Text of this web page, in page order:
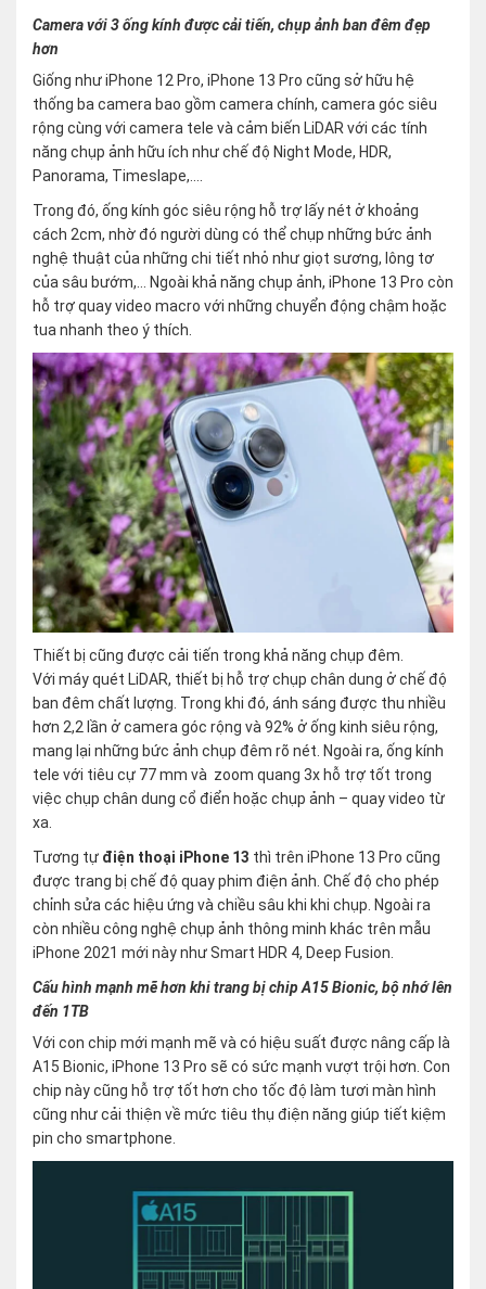
Camera với 3 ống kính được cải tiến, chụp ảnh ban đêm đẹp
hơn
Giống như iPhone 12 Pro, iPhone 13 Pro cũng sở hữu hệ
thống ba camera bao gồm camera chính, camera góc siêu
rộng cùng với camera tele và cảm biến LiDAR với các tính
năng chụp ảnh hữu ích như chế độ Night Mode, HDR,
Panorama, Timeslape,….
Trong đó, ống kính góc siêu rộng hỗ trợ lấy nét ở khoảng
cách 2cm, nhờ đó người dùng có thể chụp những bức ảnh
nghệ thuật của những chi tiết nhỏ như giọt sương, lông tơ
của sâu bướm,… Ngoài khả năng chụp ảnh, iPhone 13 Pro còn
hỗ trợ quay video macro với những chuyển động chậm hoặc
tua nhanh theo ý thích.
Thiết bị cũng được cải tiến trong khả năng chụp đêm.
Với máy quét LiDAR, thiết bị hỗ trợ chụp chân dung ở chế độ
ban đêm chất lượng. Trong khi đó, ánh sáng được thu nhiều
hơn 2,2 lần ở camera góc rộng và 92% ở ống kinh siêu rộng,
mang lại những bức ảnh chụp đêm rõ nét. Ngoài ra, ống kính
tele với tiêu cự 77 mm và zoom quang 3x hỗ trợ tốt trong
việc chụp chân dung cổ điển hoặc chụp ảnh – quay video từ
xa.
Tương tự điện thoại iPhone 13 thì trên iPhone 13 Pro cũng
được trang bị chế độ quay phim điện ảnh. Chế độ cho phép
chỉnh sửa các hiệu ứng và chiều sâu khi khi chụp. Ngoài ra
còn nhiều công nghệ chụp ảnh thông minh khác trên mẫu
iPhone 2021 mới này như Smart HDR 4, Deep Fusion.
Cấu hình mạnh mẽ hơn khi trang bị chip A15 Bionic, bộ nhớ lên
đến 1TB
Với con chip mới mạnh mẽ và có hiệu suất được nâng cấp là
A15 Bionic, iPhone 13 Pro sẽ có sức mạnh vượt trội hơn. Con
chip này cũng hỗ trợ tốt hơn cho tốc độ làm tươi màn hình
cũng như cải thiện về mức tiêu thụ điện năng giúp tiết kiệm
pin cho smartphone.